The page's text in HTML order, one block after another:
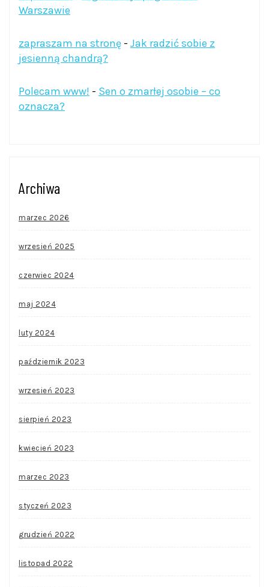
Warszawie
zapraszam na stronę - Jak radzić sobie z
jesienną chandrą?
Polecam www! - Sen o zmarłej osobie – co
oznacza?
Archiwa
marzec 2026
wrzesień 2025
czerwiec 2024
maj 2024
luty 2024
październik 2023
wrzesień 2023
sierpień 2023
kwiecień 2023
marzec 2023
styczeń 2023
grudzień 2022
listopad 2022